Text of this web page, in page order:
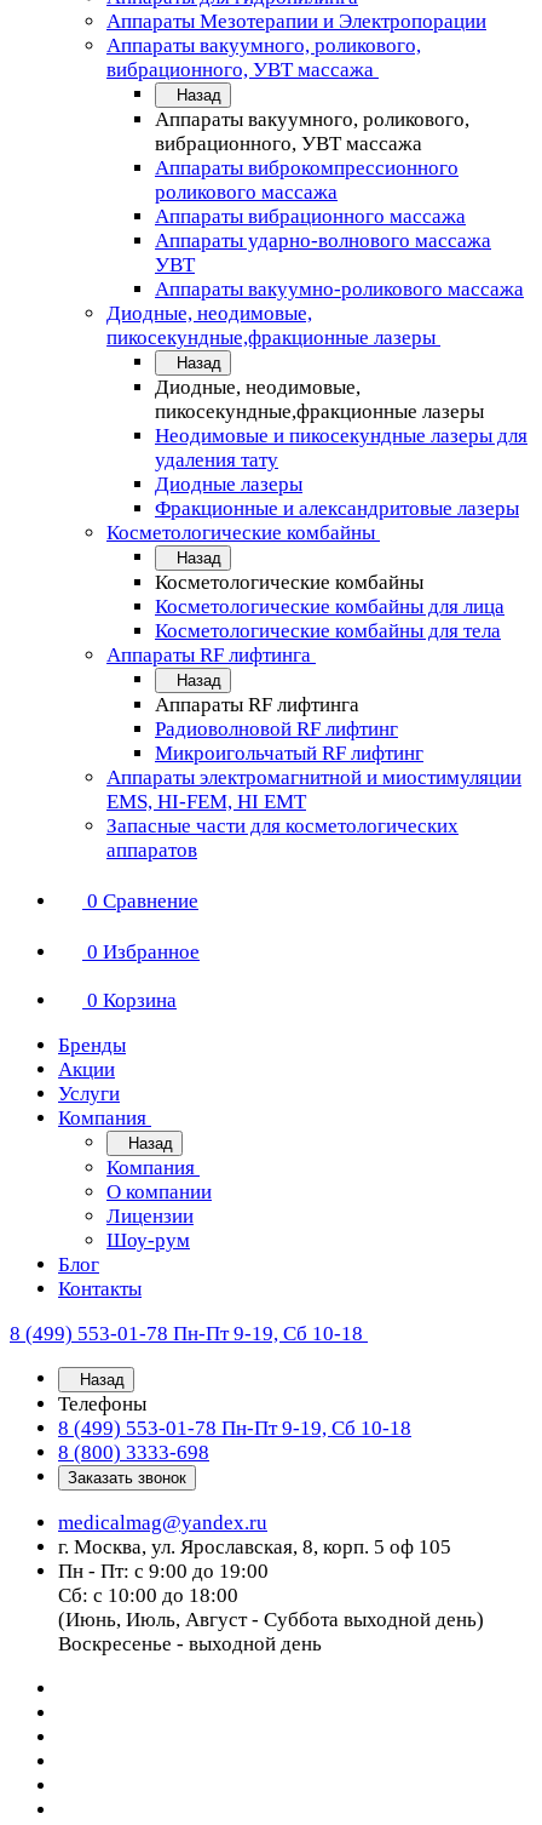
Аппараты Мезотерапии и Электропорации
Аппараты вакуумного, роликового,
вибрационного, УВТ массажа
Назад
Аппараты вакуумного, роликового,
вибрационного, УВТ массажа
Аппараты виброкомпрессионного
роликового массажа
Аппараты вибрационного массажа
Аппараты ударно-волнового массажа
УВТ
Аппараты вакуумно-роликового массажа
Диодные, неодимовые,
пикосекундные,фракционные лазеры
Назад
Диодные, неодимовые,
пикосекундные,фракционные лазеры
Неодимовые и пикосекундные лазеры для
удаления тату
Диодные лазеры
Фракционные и александритовые лазеры
Косметологические комбайны
Назад
Косметологические комбайны
Косметологические комбайны для лица
Косметологические комбайны для тела
Аппараты RF лифтинга
Назад
Аппараты RF лифтинга
Радиоволновой RF лифтинг
Микроигольчатый RF лифтинг
Аппараты электромагнитной и миостимуляции
EMS, HI-FEM, HI EMT
Запасные части для косметологических
аппаратов
0 Сравнение
0 Избранное
0 Корзина
Бренды
Акции
Услуги
Компания
Назад
Компания
О компании
Лицензии
Шоу-рум
Блог
Контакты
8 (499) 553-01-78 Пн-Пт 9-19, Сб 10-18
Назад
Телефоны
8 (499) 553-01-78 Пн-Пт 9-19, Сб 10-18
8 (800) 3333-698
Заказать звонок
medicalmag@yandex.ru
г. Москва, ул. Ярославская, 8, корп. 5 оф 105
Пн - Пт: с 9:00 до 19:00
Сб: с 10:00 до 18:00
(Июнь, Июль, Август - Суббота выходной день)
Воскресенье - выходной день